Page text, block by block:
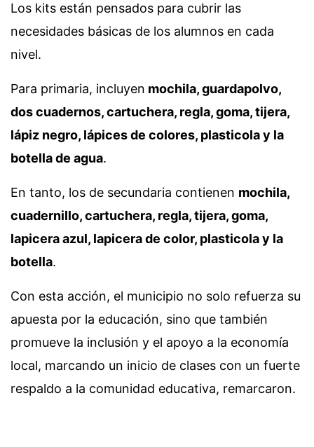
Los kits están pensados para cubrir las
necesidades básicas de los alumnos en cada
nivel.
Para primaria, incluyen mochila, guardapolvo,
dos cuadernos, cartuchera, regla, goma, tijera,
lápiz negro, lápices de colores, plasticola y la
botella de agua.
En tanto, los de secundaria contienen mochila,
cuadernillo, cartuchera, regla, tijera, goma,
lapicera azul, lapicera de color, plasticola y la
botella.
Con esta acción, el municipio no solo refuerza su
apuesta por la educación, sino que también
promueve la inclusión y el apoyo a la economía
local, marcando un inicio de clases con un fuerte
respaldo a la comunidad educativa, remarcaron.